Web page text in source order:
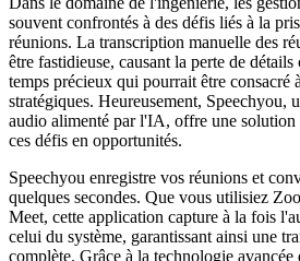
souvent confrontés à des défis liés à la
réunions. La transcription manuelle des
être fastidieuse, causant la perte de
temps précieux qui pourrait être consacré
stratégiques. Heureusement, Speechyou,
audio alimenté par l'IA, offre une
ces défis en opportunités.
Speechyou enregistre vos réunions et
quelques secondes. Que vous utilisiez
Meet, cette application capture à la fois
celui du système, garantissant ainsi une
complète. Grâce à la technologie